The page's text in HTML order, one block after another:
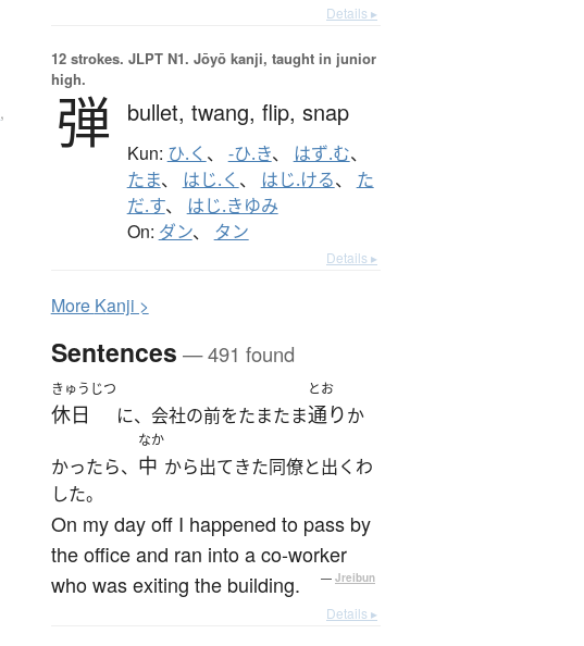
,
Details ▸
12 strokes. JLPT N1. Jōyō kanji, taught in junior
high.
弾 bullet, twang, flip, snap
Kun: ひ.く 、 -ひ.き、 はず.む、
たま、 はじ.く 、 はじ.ける、 た
だ.す、 はじ.きゆみ
On: ダン、 タン
Details ▸
More Kanji >
Sentences — 491 found
きゅうじつ
休日 に、会社の前をたまたま
とお
通りか
かったら、
なか
中 から出てきた同僚と出くわ
した。
On my day off I happened to pass by
the office and ran into a co-worker
who was exiting the building.
— Jreibun
Details ▸